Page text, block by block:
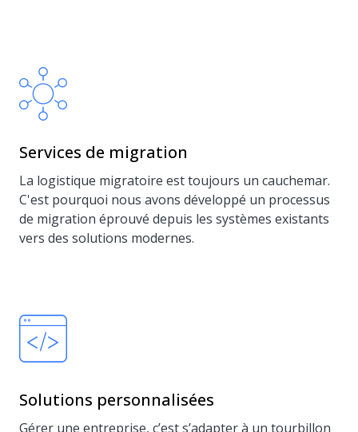
Services de migration
La logistique migratoire est toujours un cauchemar.
C'est pourquoi nous avons développé un processus
de migration éprouvé depuis les systèmes existants
vers des solutions modernes.
Solutions personnalisées
Gérer une entreprise, c’est s’adapter à un tourbillon